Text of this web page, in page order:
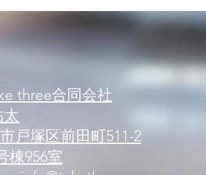
ル ・インクラインカール
three合同会社
太
戸塚区前田町511-2
棟956室